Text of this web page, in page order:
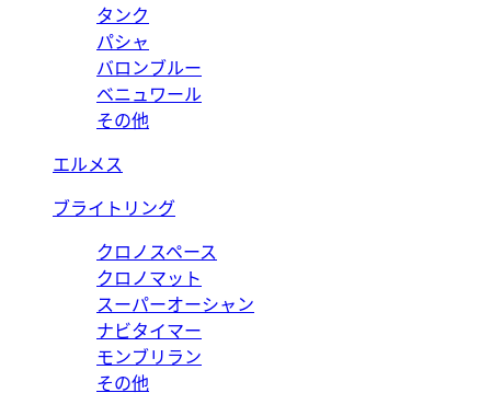
タンク
パシャ
バロンブルー
ベニュワール
その他
エルメス
ブライトリング
クロノスペース
クロノマット
スーパーオーシャン
ナビタイマー
モンブリラン
その他